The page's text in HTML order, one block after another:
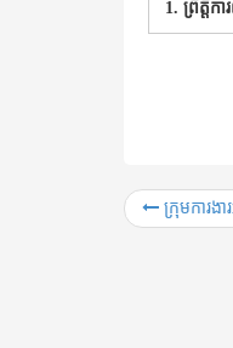
1. ព្រឹត្តិកា
ក្រុមការង